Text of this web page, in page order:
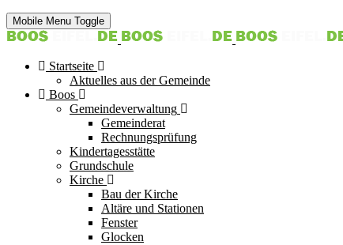
Mobile Menu Toggle
Startseite
Aktuelles aus der Gemeinde
Boos
Gemeindeverwaltung
Gemeinderat
Rechnungsprüfung
Kindertagesstätte
Grundschule
Kirche
Bau der Kirche
Altäre und Stationen
Fenster
Glocken